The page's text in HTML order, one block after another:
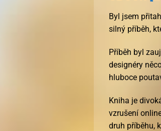
Byl jsem
silný příběh,
Příběh byl
designéry
hluboce
Kniha je
vzrušení
druh příběhu,